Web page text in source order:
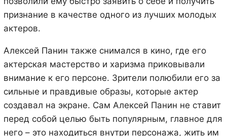
признание в качестве одного из лучших молодых
актеров.
Алексей Панин также снимался в кино, где его
актерская мастерство и харизма приковывали
внимание к его персоне. Зрители полюбили его за
сильные и правдивые образы, которые актер
создавал на экране. Сам Алексей Панин не ставит
перед собой целью быть популярным, главное для
него – это находиться внутри персонажа, жить им